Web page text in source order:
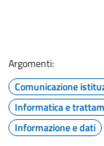
Argomenti:
Comunicazione
Informatica e
Informazione e dati